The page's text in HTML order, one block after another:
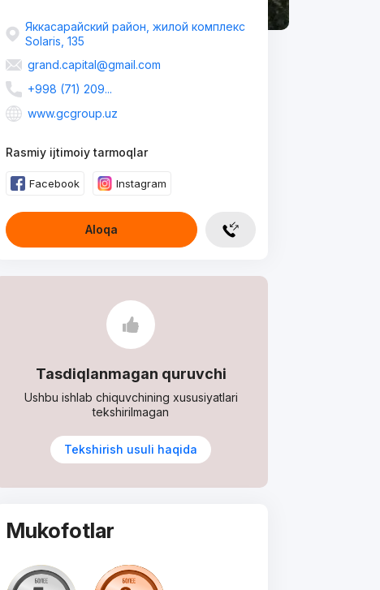
Яккасарайский район, жилой комплекс
Solaris, 135
grand.capital@gmail.com
+998 (71) 209...
www.gcgroup.uz
Rasmiy ijtimoiy tarmoqlar
Facebook Instagram
Aloqa
Tasdiqlanmagan quruvchi
Ushbu ishlab chiquvchining xususiyatlari
tekshirilmagan
Tekshirish usuli haqida
Mukofotlar